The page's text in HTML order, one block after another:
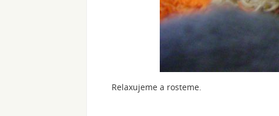
Relaxujeme a rosteme.